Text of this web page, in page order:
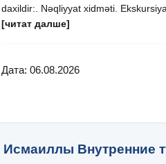
daxildir:. Nəqliyyat xidməti.
[читат далше]
Дата: 06.08.2026
Исмаиллы Внутренние